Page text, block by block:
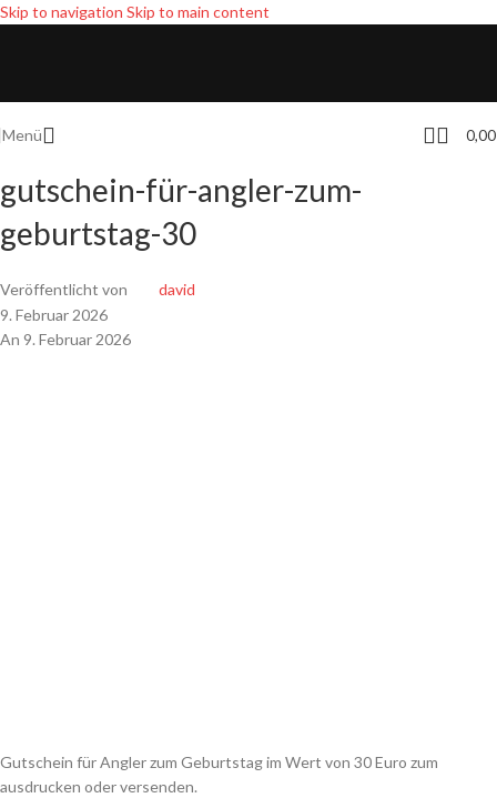
Skip to navigation Skip to main content
Menü
gutschein-für-angler-zum-
geburtstag-30
Veröffentlicht von
david
9. Februar 2026
An 9. Februar 2026
Gutschein für Angler zum Geburtstag im Wert von 30 Euro zum
ausdrucken oder versenden.